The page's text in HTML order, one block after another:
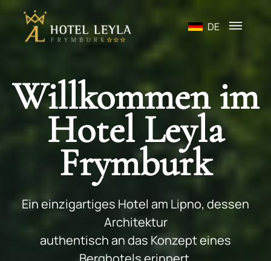
DE
Willkommen im
Hotel Leyla
Frymburk
Ein einzigartiges Hotel am Lipno, dessen
Architektur
authentisch an das Konzept eines